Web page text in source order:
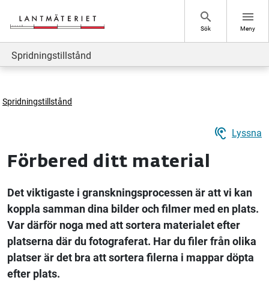
search
Sök
menu
Meny
Spridningstillstånd
Spridningstillstånd
hearing Lyssna
Förbered ditt material
Det viktigaste i granskningsprocessen är att vi kan
koppla samman dina bilder och filmer med en plats.
Var därför noga med att sortera materialet efter
platserna där du fotograferat. Har du filer från olika
platser är det bra att sortera filerna i mappar döpta
efter plats.